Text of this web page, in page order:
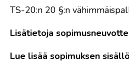
TS-20:n 20 §:n
Lisätietoja
Lue lisää sopimuksen